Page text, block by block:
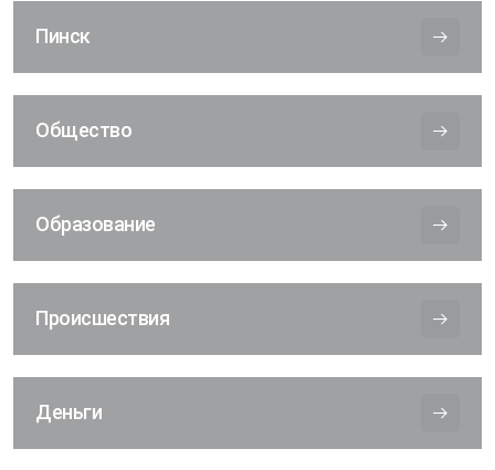
Пинск
Общество
Образование
Происшествия
Деньги